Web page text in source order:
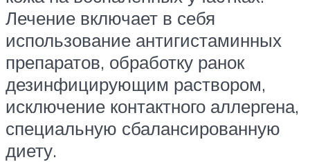
Лечение включает в себя
использование антигистаминных
препаратов, обработку ранок
дезинфицирующим раствором,
исключение контактного аллергена,
специальную сбалансированную
диету.